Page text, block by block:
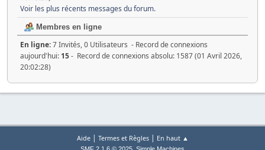
Voir les plus récents messages du forum.
Membres en ligne
En ligne:7 Invités, 0 Utilisateurs - Record de connexions
aujourd'hui: 15- Record de connexions absolu: 1587 (01 Avril 2026,
20:02:28)
Aide| Termes et Règles| En haut ▲